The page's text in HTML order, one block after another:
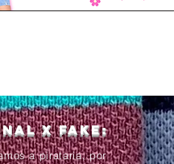
x Fake:
a pirataria, por